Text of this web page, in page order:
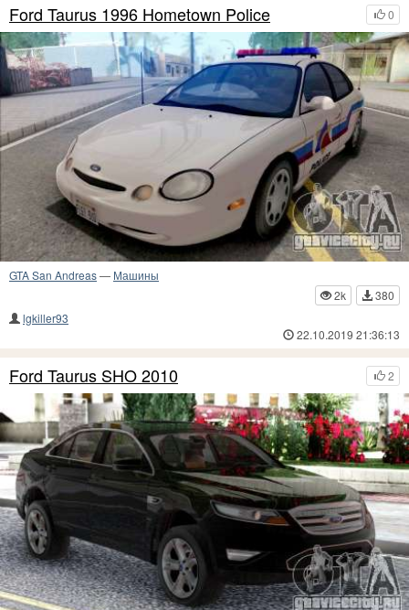
0
Ford Taurus 1996 Hometown Police
GTA San Andreas— Машины
2k
380
lgkiller93
22.10.2019 21:36:13
2
Ford Taurus SHO 2010